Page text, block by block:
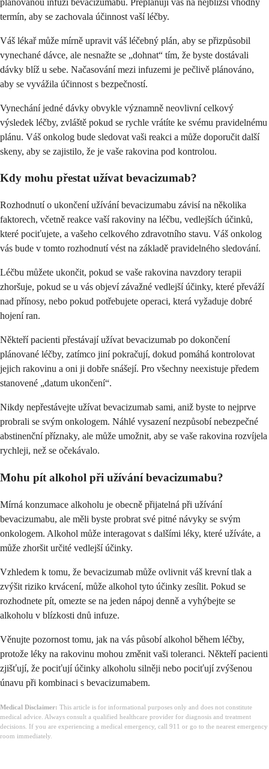
termín, aby se zachovala účinnost vaší léčby.
Váš lékař může mírně upravit váš léčebný plán, aby se přizpůsobil
vynechané dávce, ale nesnažte se „dohnat“ tím, že byste dostávali
dávky blíž u sebe. Načasování mezi infuzemi je pečlivě plánováno,
aby se vyvážila účinnost s bezpečností.
Vynechání jedné dávky obvykle významně neovlivní celkový
výsledek léčby, zvláště pokud se rychle vrátíte ke svému pravidelnému
plánu. Váš onkolog bude sledovat vaši reakci a může doporučit další
skeny, aby se zajistilo, že je vaše rakovina pod kontrolou.
Kdy mohu přestat užívat bevacizumab?
Rozhodnutí o ukončení užívání bevacizumabu závisí na několika
faktorech, včetně reakce vaší rakoviny na léčbu, vedlejších účinků,
které pociťujete, a vašeho celkového zdravotního stavu. Váš onkolog
vás bude v tomto rozhodnutí vést na základě pravidelného sledování.
Léčbu můžete ukončit, pokud se vaše rakovina navzdory terapii
zhoršuje, pokud se u vás objeví závažné vedlejší účinky, které převáží
nad přínosy, nebo pokud potřebujete operaci, která vyžaduje dobré
hojení ran.
Někteří pacienti přestávají užívat bevacizumab po dokončení
plánované léčby, zatímco jiní pokračují, dokud pomáhá kontrolovat
jejich rakovinu a oni ji dobře snášejí. Pro všechny neexistuje předem
stanovené „datum ukončení“.
Nikdy nepřestávejte užívat bevacizumab sami, aniž byste to nejprve
probrali se svým onkologem. Náhlé vysazení nezpůsobí nebezpečné
abstinenční příznaky, ale může umožnit, aby se vaše rakovina rozvíjela
rychleji, než se očekávalo.
Mohu pít alkohol při užívání bevacizumabu?
Mírná konzumace alkoholu je obecně přijatelná při užívání
bevacizumabu, ale měli byste probrat své pitné návyky se svým
onkologem. Alkohol může interagovat s dalšími léky, které užíváte, a
může zhoršit určité vedlejší účinky.
Vzhledem k tomu, že bevacizumab může ovlivnit váš krevní tlak a
zvýšit riziko krvácení, může alkohol tyto účinky zesílit. Pokud se
rozhodnete pít, omezte se na jeden nápoj denně a vyhýbejte se
alkoholu v blízkosti dnů infuze.
Věnujte pozornost tomu, jak na vás působí alkohol během léčby,
protože léky na rakovinu mohou změnit vaši toleranci. Někteří pacienti
zjišťují, že pociťují účinky alkoholu silněji nebo pociťují zvýšenou
únavu při kombinaci s bevacizumabem.
Medical Disclaimer: This article is for informational purposes only and does not constitute
medical advice. Always consult a qualified healthcare provider for diagnosis and treatment
decisions. If you are experiencing a medical emergency, call 911 or go to the nearest emergency
room immediately.